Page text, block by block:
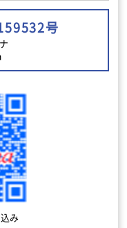
号
み